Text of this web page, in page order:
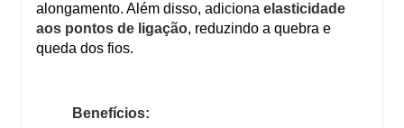
alongamento. Além disso, adiciona elasticidade
aos pontos de ligação, reduzindo a quebra e
queda dos fios.
Benefícios: